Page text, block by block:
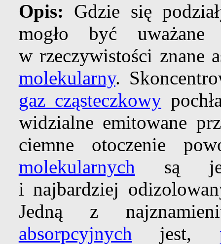
Opis: Gdzie się
mogło być
w rzeczywistości znane
molekularny.
gaz cząsteczkowy
widzialne emitowane
ciemne otoczenie
molekularnych są
i najbardziej
Jedną z
absorpcyjnych jest,